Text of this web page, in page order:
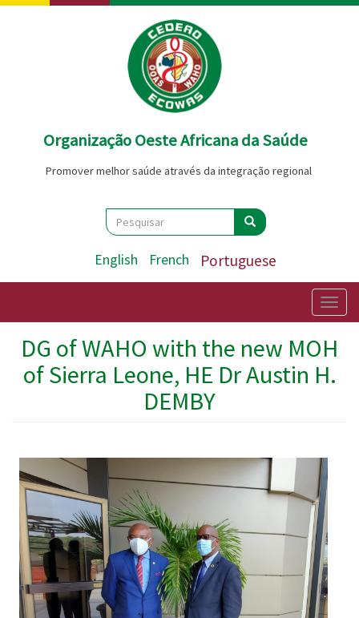
Passar
Organização Oeste Africana da Saúde
Promover melhor saúde através da integração regional
Search
Pesquisar Pesquisar
English French Portuguese
DG of WAHO with the new MOH
of Sierra Leone, HE Dr Austin H.
DEMBY